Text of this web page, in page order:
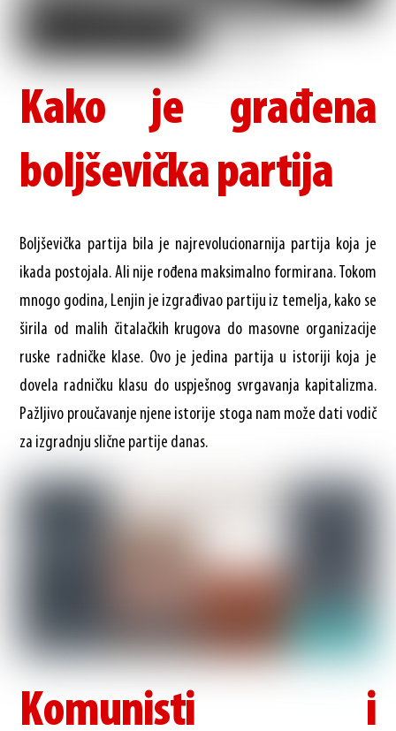
Kako je građena
boljševička partija
Boljševička partija bila je najrevolucionarnija partija koja je
ikada postojala. Ali nije rođena maksimalno formirana. Tokom
mnogo godina, Lenjin je izgrađivao partiju iz temelja, kako se
širila od malih čitalačkih krugova do masovne organizacije
ruske radničke klase. Ovo je jedina partija u istoriji koja je
dovela radničku klasu do uspješnog svrgavanja kapitalizma.
Pažljivo proučavanje njene istorije stoga nam može dati vodič
za izgradnju slične partije danas.
Komunisti i